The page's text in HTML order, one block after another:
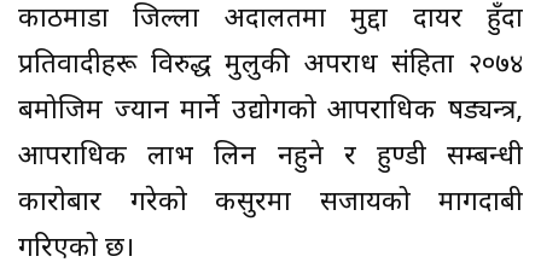
काठमाडौँ जिल्ला अदालतमा मुद्दा दायर हुँदा
प्रतिवादीहरू विरुद्ध मुलुकी अपराध संहिता २०७४
बमोजिम ज्यान मार्ने उद्योगको आपराधिक षड्यन्त्र,
आपराधिक लाभ लिन नहुने र हुण्डी सम्बन्धी
कारोबार गरेको कसुरमा सजायको मागदाबी
गरिएको छ।